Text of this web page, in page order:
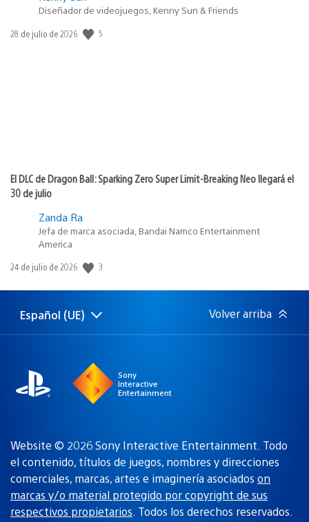
Diseñador de videojuegos, Kenny Sun & Friends
Fecha
28 de julio de 2026 5
El DLC de Dragon Ball: Sparking Zero Super Limit-Breaking Neo llegará el
30 de julio
Zanda Ra
Jefa de marca asociada, Bandai Namco Entertainment
America
Fecha
publicación:
24 de julio de 2026 3
Selecciona
Región
Español (UE) Volver arriba
Sony
Interactive
Entertainment
Website © 2026 Sony Interactive Entertainment. Todo
el contenido, títulos de juegos, nombres y direcciones
comerciales, marcas, artes e imaginería asociados on
marcas y/o material protegido por copyright de sus
respectivos propietarios. Todos los derechos reservados.